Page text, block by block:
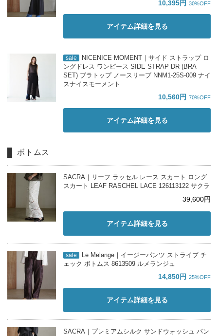
10,395円 30%OFF
アイテム詳細を見る
sale
NICENICE MOMENT｜サイド ストラップ ロ
ングドレス ワンピース SIDE STRAP DR (BRA
SET) ブラトップ ノースリーブ NNM1-25S-009 ナイ
スナイスモーメント
10,560円 70%OFF
アイテム詳細を見る
ボトムス
SACRA｜リーフ ラッセル レース スカート ロング
スカート LEAF RASCHEL LACE 126113122 サクラ
39,600円
アイテム詳細を見る
sale
Le Melange｜イージーパンツ ストライプ チ
ェック ボトムス 8613509 ルメランジュ
14,850円 25%OFF
アイテム詳細を見る
SACRA｜プレミアムシルク サンドウォッシュ パン